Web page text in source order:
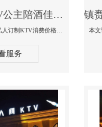
镇赉商务KTV公主陪酒佳丽漂亮哪家多-私人订制KTV消费价格口碑点评
本文详细为你解答私人订制KTV消费价格口碑点评，更多关于商务KTV公主陪酒佳丽漂亮哪家多免费咨询1312 0333301微信同步！
服务